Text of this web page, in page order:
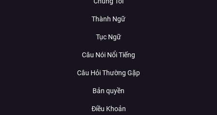
Thành Ngữ
Tục Ngữ
Câu Nói Nổi Tiếng
Câu Hỏi Thường Gặp
Bản quyền
Điều Khoản